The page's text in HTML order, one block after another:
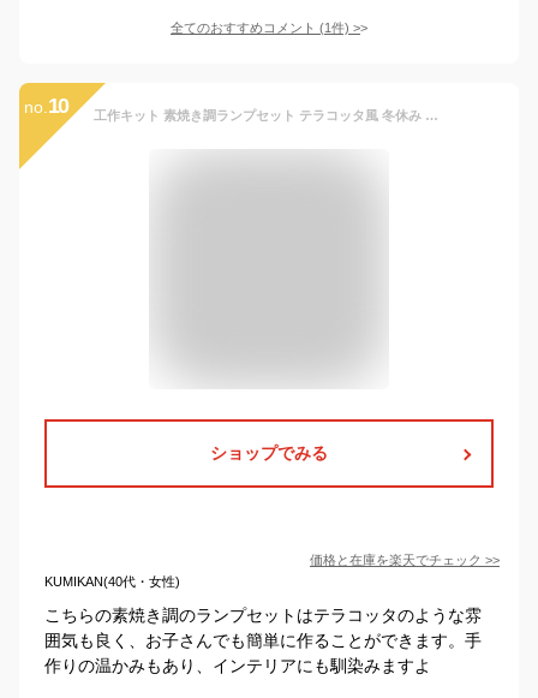
全てのおすすめコメント (1件) >
no. 10 工作キット 素焼き調ランプセット テラコッタ風 冬休み 男の子 女の子 小学生 低学年 高学年 子供 幼児 大人向け 子供会 クリスマス
ショップでみる
価格と在庫を楽天でチェック >>
KUMIKAN(40代・女性)
こちらの素焼き調のランプセットはテラコッタのような雰
囲気も良く、お子さんでも簡単に作ることができます。手
作りの温かみもあり、インテリアにも馴染みますよ